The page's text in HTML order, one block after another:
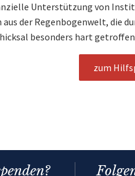
Unterstützung von
der Regenbogenwelt, die
besonders hart
zum